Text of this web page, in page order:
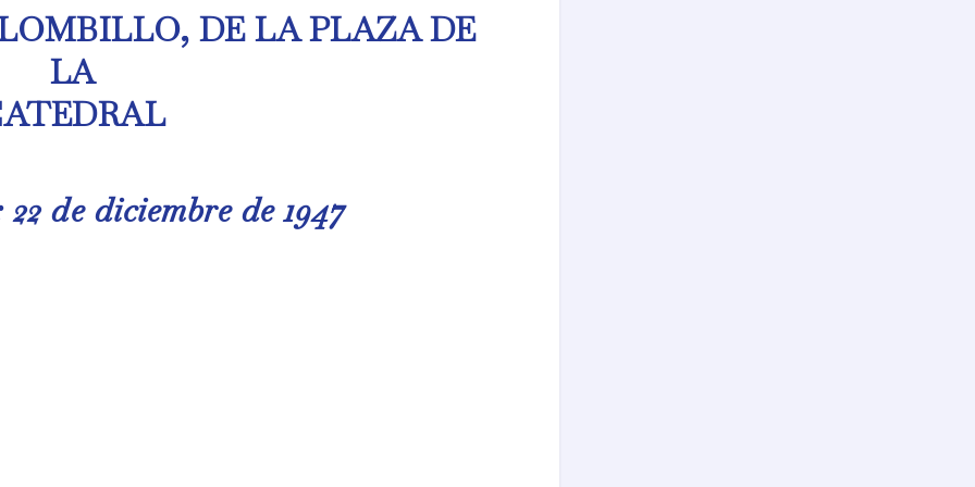
DE LA PLAZA DE
LA
de diciembre de 1947